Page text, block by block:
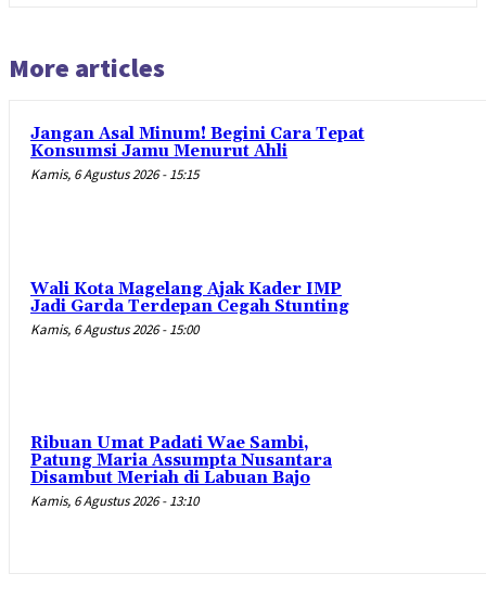
More articles
Jangan Asal Minum! Begini Cara Tepat
Konsumsi Jamu Menurut Ahli
Kamis, 6 Agustus 2026 - 15:15
Wali Kota Magelang Ajak Kader IMP
Jadi Garda Terdepan Cegah Stunting
Kamis, 6 Agustus 2026 - 15:00
Ribuan Umat Padati Wae Sambi,
Patung Maria Assumpta Nusantara
Disambut Meriah di Labuan Bajo
Kamis, 6 Agustus 2026 - 13:10